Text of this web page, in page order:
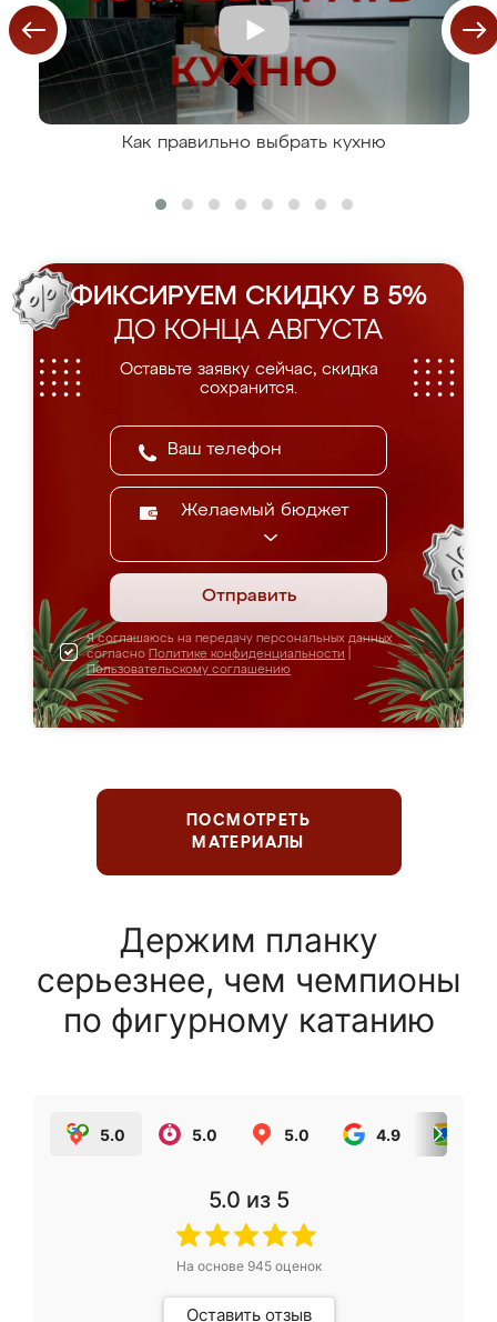
Как правильно выбрать кухню
ФИКСИРУЕМ СКИДКУ В 5%
ДО КОНЦА АВГУСТА
Оставьте заявку сейчас, скидка
сохранится.
Желаемый бюджет
Отправить
Я соглашаюсь на передачу персональных данных
согласно Политике конфиденциальности
Пользовательскому соглашению
ПОСМОТРЕТЬ
МАТЕРИАЛЫ
Держим планку
серьезнее, чем чемпионы
по фигурному катанию
5.0 5.0 5.0 4.9
5.0 из 5
На основе 945оценок
Оставить отзыв